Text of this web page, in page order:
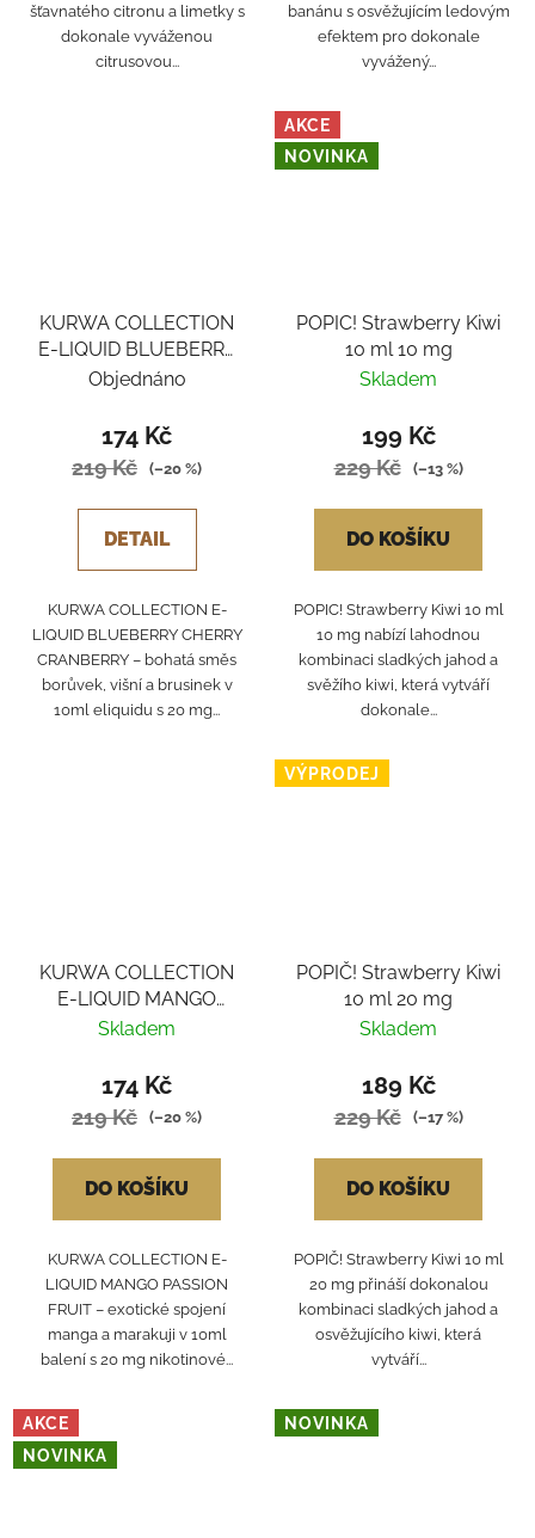
šťavnatého citronu a limetky s
dokonale vyváženou
citrusovou...
banánu s osvěžujícím ledovým
efektem pro dokonale
vyvážený...
KURWA COLLECTION
E-LIQUID BLUEBERRY
CHERRY CRANBERRY
Objednáno
174 Kč
219 Kč (–20 %)
DETAIL
KURWA COLLECTION E-
LIQUID BLUEBERRY CHERRY
CRANBERRY – bohatá směs
borůvek, višní a brusinek v
10ml eliquidu s 20 mg...
AKCE
NOVINKA
POPIC! Strawberry Kiwi
10 ml 10 mg
Skladem
199 Kč
229 Kč (–13 %)
DO KOŠÍKU
POPIC! Strawberry Kiwi 10 ml
10 mg nabízí lahodnou
kombinaci sladkých jahod a
svěžího kiwi, která vytváří
dokonale...
KURWA COLLECTION
E-LIQUID MANGO
PASSION FRUIT
Skladem
174 Kč
219 Kč (–20 %)
DO KOŠÍKU
KURWA COLLECTION E-
LIQUID MANGO PASSION
FRUIT – exotické spojení
manga a marakuji v 10ml
balení s 20 mg nikotinové...
VÝPRODEJ
POPIČ! Strawberry Kiwi
10 ml 20 mg
Skladem
189 Kč
229 Kč (–17 %)
DO KOŠÍKU
POPIČ! Strawberry Kiwi 10 ml
20 mg přináší dokonalou
kombinaci sladkých jahod a
osvěžujícího kiwi, která
vytváří...
AKCE
NOVINKA
NOVINKA